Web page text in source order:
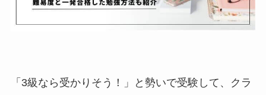
「3級なら受かりそう！」と勢いで受験して、クラ